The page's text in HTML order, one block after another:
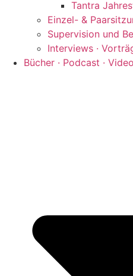
Tantra
Einzel- &
Supervision und
Interviews ·
Bücher · Podcast ·